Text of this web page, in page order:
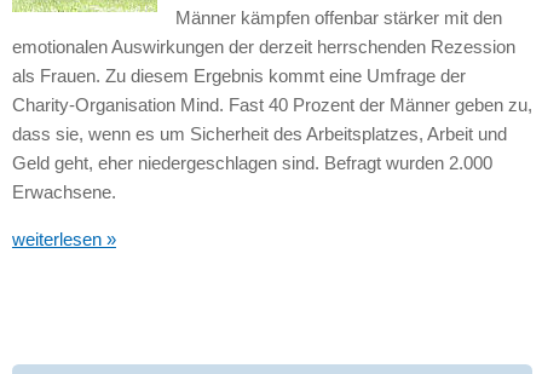
Männer kämpfen offenbar stärker mit den
emotionalen Auswirkungen der derzeit herrschenden Rezession
als Frauen. Zu diesem Ergebnis kommt eine Umfrage der
Charity-Organisation Mind. Fast 40 Prozent der Männer geben zu,
dass sie, wenn es um Sicherheit des Arbeitsplatzes, Arbeit und
Geld geht, eher niedergeschlagen sind. Befragt wurden 2.000
Erwachsene.
weiterlesen »